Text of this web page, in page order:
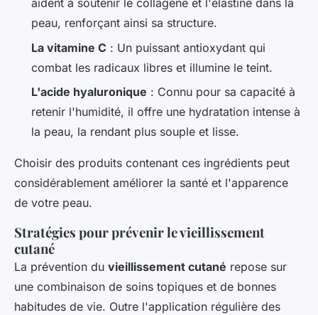
aident à soutenir le collagène et l'élastine dans la
peau, renforçant ainsi sa structure.
La vitamine C : Un puissant antioxydant qui
combat les radicaux libres et illumine le teint.
L'acide hyaluronique : Connu pour sa capacité à
retenir l'humidité, il offre une hydratation intense à
la peau, la rendant plus souple et lisse.
Choisir des produits contenant ces ingrédients peut
considérablement améliorer la santé et l'apparence
de votre peau.
Stratégies pour prévenir le vieillissement
cutané
La prévention du vieillissement cutané repose sur
une combinaison de soins topiques et de bonnes
habitudes de vie. Outre l'application régulière des